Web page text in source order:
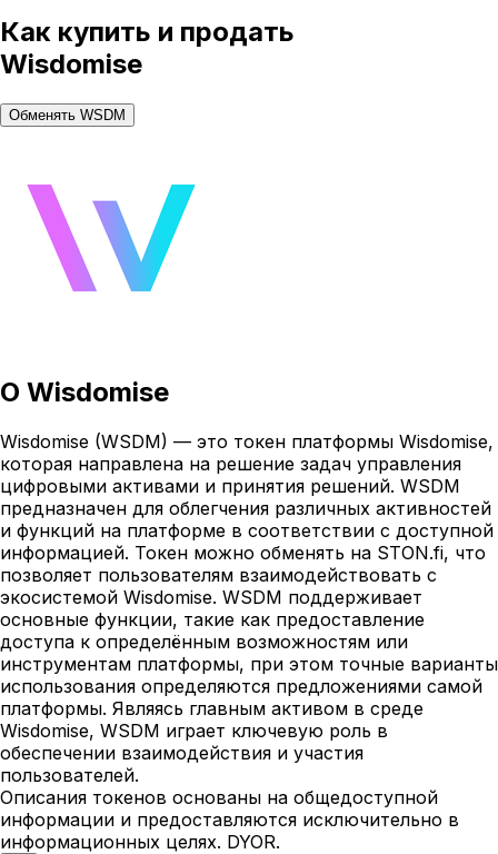
Как купить и продать
Wisdomise
Обменять WSDM
О Wisdomise
Wisdomise (WSDM) — это токен платформы Wisdomise,
которая направлена на решение задач управления
цифровыми активами и принятия решений. WSDM
предназначен для облегчения различных активностей
и функций на платформе в соответствии с доступной
информацией. Токен можно обменять на STON.fi, что
позволяет пользователям взаимодействовать с
экосистемой Wisdomise. WSDM поддерживает
основные функции, такие как предоставление
доступа к определённым возможностям или
инструментам платформы, при этом точные варианты
использования определяются предложениями самой
платформы. Являясь главным активом в среде
Wisdomise, WSDM играет ключевую роль в
обеспечении взаимодействия и участия
пользователей.
Описания токенов основаны на общедоступной
информации и предоставляются исключительно в
информационных целях. DYOR.